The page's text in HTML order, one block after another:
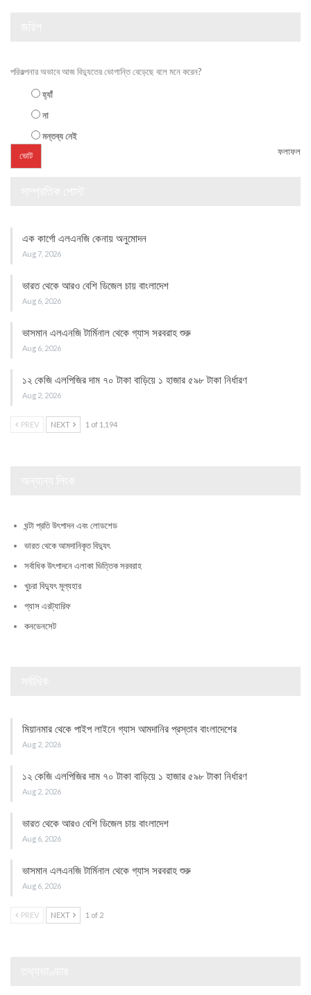
পরিকল্পনার অভাবে আজ বিদ্যুতের ভোগান্তি বেড়েছে বলে মনে করেন?
হ্যাঁ
না
মন্তব্য নেই
ফলাফল
এক কার্গো এলএনজি কেনায় অনুমোদন
Aug 7, 2026
ভারত থেকে আরও বেশি ডিজেল চায় বাংলাদেশ
Aug 6, 2026
ভাসমান এলএনজি টার্মিনাল থেকে গ্যাস সরবরাহ শুরু
Aug 6, 2026
১২ কেজি এলপিজির দাম ৭০ টাকা বাড়িয়ে ১ হাজার ৫৯৮ টাকা নির্ধারণ
Aug 2, 2026
PREV NEXT 1 of 1,194
ঘন্টা প্রতি উৎপাদন এবং লোডশেড
ভারত থেকে আমদানিকৃত বিদ্যুৎ
সর্বাধিক উৎপাদনে এলাকা ভিত্তিক সরবরাহ
খুচরা বিদ্যুৎ মূল্যহার
গ্যাস এরট্যারিফ
কনডেনসেট
মিয়ানমার থেকে পাইপ লাইনে গ্যাস আমদানির প্রস্তাব বাংলাদেশের
Aug 2, 2026
১২ কেজি এলপিজির দাম ৭০ টাকা বাড়িয়ে ১ হাজার ৫৯৮ টাকা নির্ধারণ
Aug 2, 2026
ভারত থেকে আরও বেশি ডিজেল চায় বাংলাদেশ
Aug 6, 2026
ভাসমান এলএনজি টার্মিনাল থেকে গ্যাস সরবরাহ শুরু
Aug 6, 2026
PREV NEXT 1 of 2